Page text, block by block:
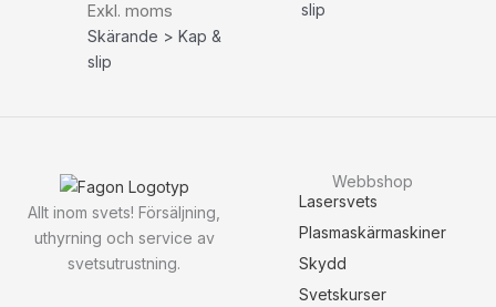
Exkl. moms
Skärande > Kap &
slip
slip
Allt inom svets! Försäljning,
uthyrning och service av
svetsutrustning.
Webbshop
Lasersvets
Plasmaskärmaskiner
Skydd
Svetskurser